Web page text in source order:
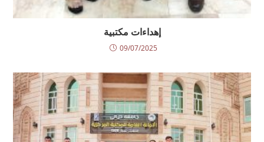
إهداءات مكتبية
09/07/2025